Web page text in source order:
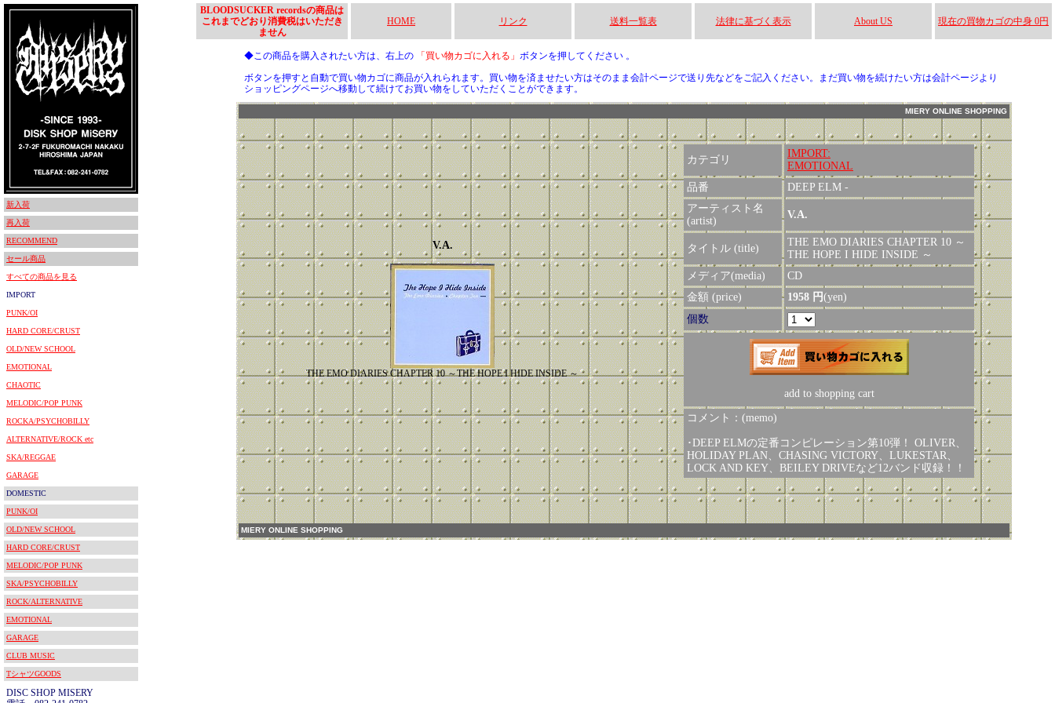
新入荷
再入荷
RECOMMEND
セール商品
すべての商品を見る
IMPORT
PUNK/OI
HARD CORE/CRUST
OLD/NEW SCHOOL
EMOTIONAL
CHAOTIC
MELODIC/POP PUNK
ROCKA/PSYCHOBILLY
ALTERNATIVE/ROCK etc
SKA/REGGAE
GARAGE
DOMESTIC
PUNK/OI
OLD/NEW SCHOOL
HARD CORE/CRUST
MELODIC/POP PUNK
SKA/PSYCHOBILLY
ROCK/ALTERNATIVE
EMOTIONAL
GARAGE
CLUB MUSIC
TシャツGOODS
DISC SHOP MISERY
BLOODSUCKER recordsの商品は
これまでどおり消費税はいただき
ません
HOME リンク 送料一覧表 法律に基づく表示 About US 現在の買物カゴの中身 0円
◆この商品を購入されたい方は、右上の 「買い物カゴに入れる」 ボタンを押してください 。
ボタンを押すと自動で買い物カゴに商品が入れられます。買い物を済ませたい方はそのまま会計ページで送り先などをご記入ください。まだ買い物を続けたい方は会計ページより
ショッピングページへ移動して続けてお買い物をしていただくことができます。
MIERY ONLINE SHOPPING
V.A.
THE EMO DIARIES CHAPTER 10 ～THE HOPE I HIDE INSIDE ～
カテゴリ
IMPORT:
EMOTIONAL
品番
DEEP ELM -
アーティスト名
(artist)
V.A.
タイトル (title)
THE EMO DIARIES CHAPTER 10 ～
THE HOPE I HIDE INSIDE ～
メディア(media)
CD
金額 (price)
1958 円(yen)
個数
add to shopping cart
コメント：(memo)
･DEEP ELMの定番コンピレーション第10弾！ OLIVER、
HOLIDAY PLAN、CHASING VICTORY、LUKESTAR、
LOCK AND KEY、BEILEY DRIVEなど12バンド収録！！
MIERY ONLINE SHOPPING